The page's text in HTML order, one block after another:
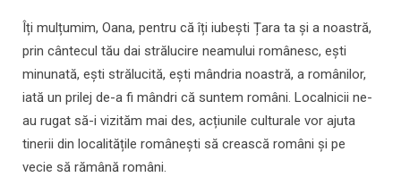
Îți mulțumim, Oana, pentru că îți iubești Țara ta și a noastră,
prin cântecul tău dai strălucire neamului românesc, ești
minunată, ești strălucită, ești mândria noastră, a românilor,
iată un prilej de-a fi mândri că suntem români. Localnicii ne-
au rugat să-i vizităm mai des, acțiunile culturale vor ajuta
tinerii din localitățile românești să crească români și pe
vecie să rămână români.